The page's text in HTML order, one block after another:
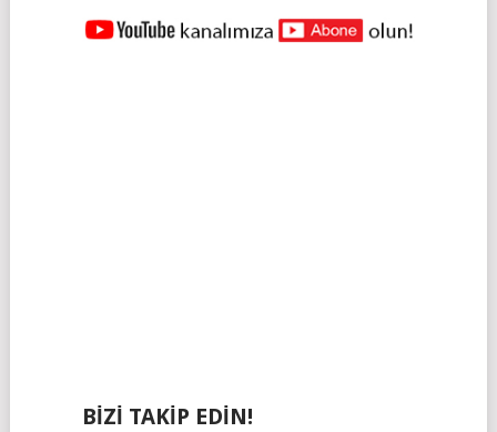
YAZILAR
BIZI TAKIP EDIN!